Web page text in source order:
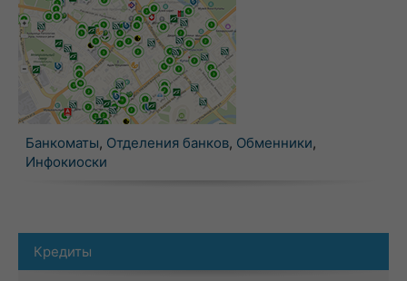
Банкоматы, Отделения банков, Обменники,
Инфокиоски
Кредиты